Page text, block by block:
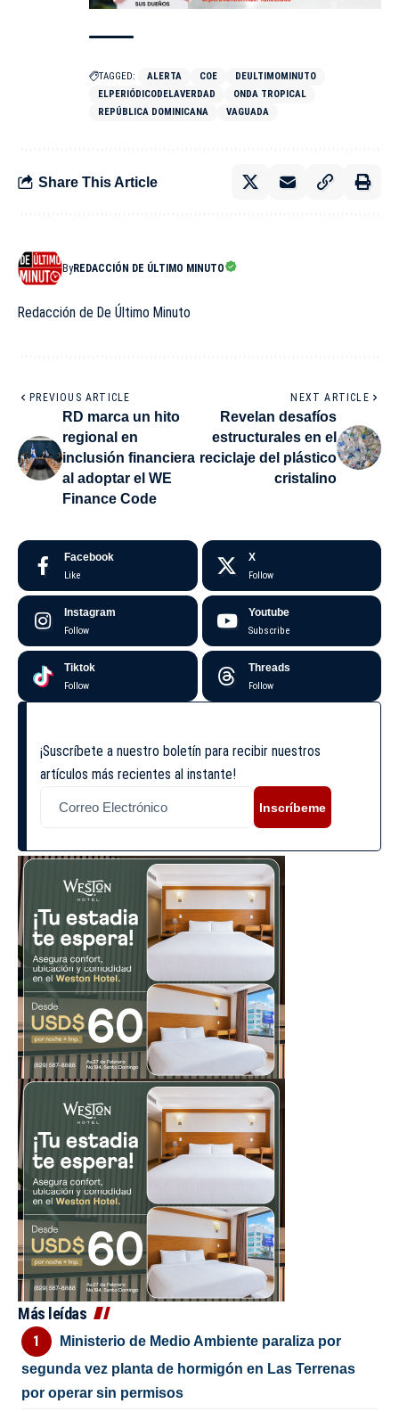
TAGGED: ALERTA COE
DEULTIMOMINUTO
ELPERIÓDICODELAVERDAD
ONDA TROPICAL
REPÚBLICA DOMINICANA
VAGUADA
Share This Article
ByREDACCIÓN DE ÚLTIMO MINUTO
Redacción de De Último Minuto
PREVIOUS ARTICLE
RD marca un hito
regional en
inclusión financiera
al adoptar el WE
Finance Code
NEXT ARTICLE
Revelan desafíos
estructurales en el
reciclaje del plástico
cristalino
Facebook
Like
X
Follow
Instagram
Follow
Youtube
Subscribe
Tiktok
Follow
Threads
Follow
¡Suscríbete a nuestro boletín para recibir nuestros
artículos más recientes al instante!
Inscríbeme
Más leídas
Ministerio de Medio Ambiente paraliza por
segunda vez planta de hormigón en Las Terrenas
por operar sin permisos